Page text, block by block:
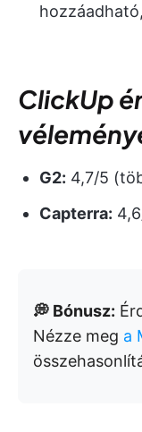
ClickUp
G2: 4,7/5
Capterra:
💭 Bónusz:
Nézze meg a